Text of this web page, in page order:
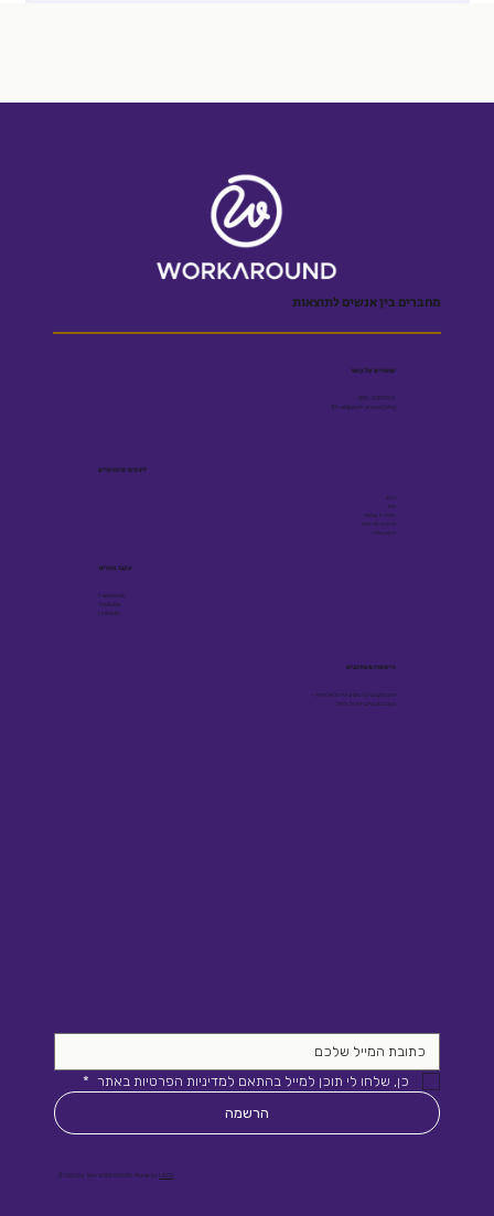
מחברים בין אנשים לתוצאות
שומרים על קשר
055-5001909
Efrat@workaround.blog
לינקים שימושיים
בלוג
ספר
הצהרת נגישות
מדיניות פרטיות
תקנון אתר
עקבו אחרינו
Facebook
Youtube
Linkedin
הישארו מעודכנים
תוכן מקצועי על גיוס ובינה מלאכותית -
פעם בשבועיים, ישירות למייל
כן, שלחו לי תוכן למייל בהתאם למדיניות הפרטיות באתר *
הרשמה
© 2026 by Site WORKAROUND. Made byLIRON